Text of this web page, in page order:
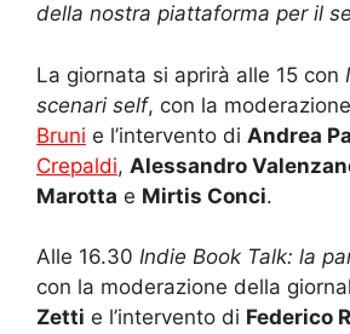
della nostra piattaforma per il
La giornata si aprirà alle 15 con
scenari self, con la
Bruni e l’intervento di Andrea
Crepaldi, Alessandro
Marotta e Mirtis Conci.
Alle 16.30 Indie Book Talk: la
con la moderazione della
Zetti e l’intervento di Federico